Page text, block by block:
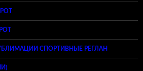
СПОРТИВНЫЕ РЕГЛАН